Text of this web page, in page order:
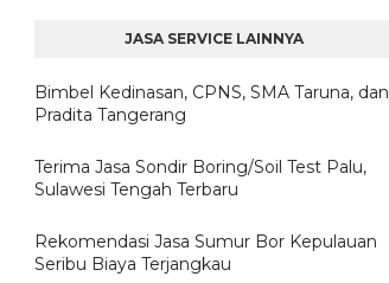
JASA SERVICE LAINNYA
Bimbel Kedinasan, CPNS, SMA Taruna, dan
Pradita Tangerang
Terima Jasa Sondir Boring/Soil Test Palu,
Sulawesi Tengah Terbaru
Rekomendasi Jasa Sumur Bor Kepulauan
Seribu Biaya Terjangkau